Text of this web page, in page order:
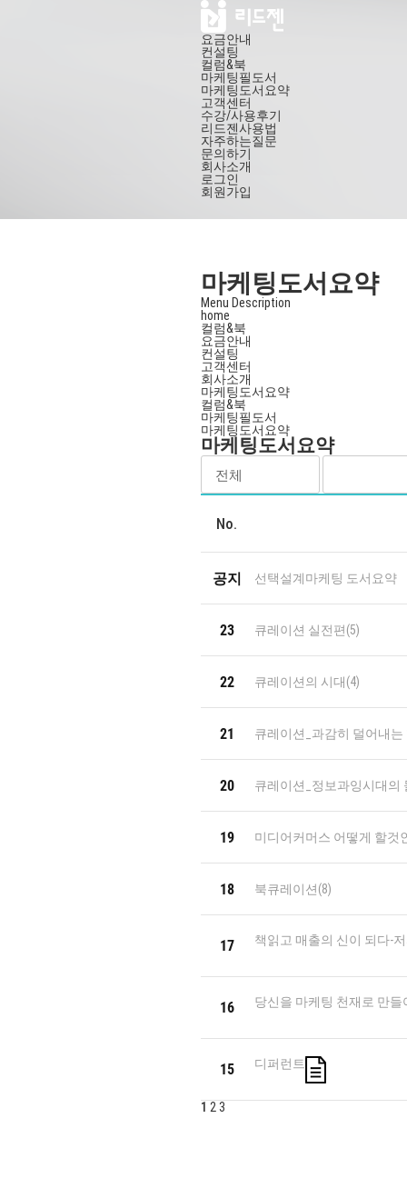
요금안내
컨설팅
컬럼&북
마케팅필도서
마케팅도서요약
고객센터
수강/사용후기
리드젠사용법
자주하는질문
문의하기
회사소개
로그인
회원가입
마케팅도서요약
Menu Description
home
컬럼&북
요금안내
컨설팅
고객센터
회사소개
마케팅도서요약
컬럼&북
마케팅필도서
마케팅도서요약
마케팅도서요약
No.
공지 선택설계마케팅 도서요약
23 큐레이션 실전편(5)
22 큐레이션의 시대(4)
21 큐레이션_과감히 덜어내는
20 큐레이션_정보과잉시대의
19 미디어커머스 어떻게 할것
18 북큐레이션(8)
17 책읽고 매출의 신이 되다-
16 당신을 마케팅 천재로 만
15 디퍼런트
1 2 3